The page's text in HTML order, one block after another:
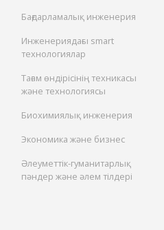
Бағдарламалық инженерия
Инженериядағы smart
технологиялар
Тағам өндірісінің техникасы
және технологиясы
Биохимиялық инженерия
Экономика және бизнес
Әлеуметтік-гуманитарлық
пәндер және әлем тілдері